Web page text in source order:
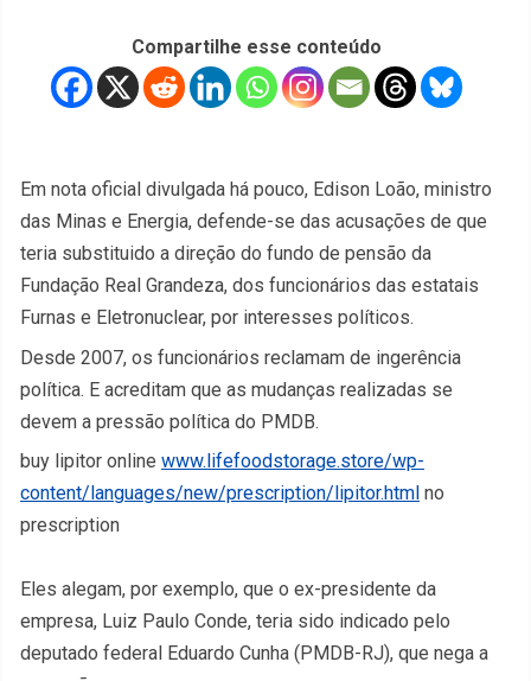
Compartilhe esse conteúdo
Em nota oficial divulgada há pouco, Edison Loão, ministro
das Minas e Energia, defende-se das acusações de que
teria substituido a direção do fundo de pensão da
Fundação Real Grandeza, dos funcionários das estatais
Furnas e Eletronuclear, por interesses políticos.
Desde 2007, os funcionários reclamam de ingerência
política. E acreditam que as mudanças realizadas se
devem a pressão política do PMDB.
buy lipitor online www.lifefoodstorage.store/wp-
content/languages/new/prescription/lipitor.html no
prescription
Eles alegam, por exemplo, que o ex-presidente da
empresa, Luiz Paulo Conde, teria sido indicado pelo
deputado federal Eduardo Cunha (PMDB-RJ), que nega a